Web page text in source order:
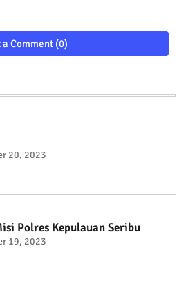
a Comment (0)
20, 2023
Polres Kepulauan Seribu
19, 2023